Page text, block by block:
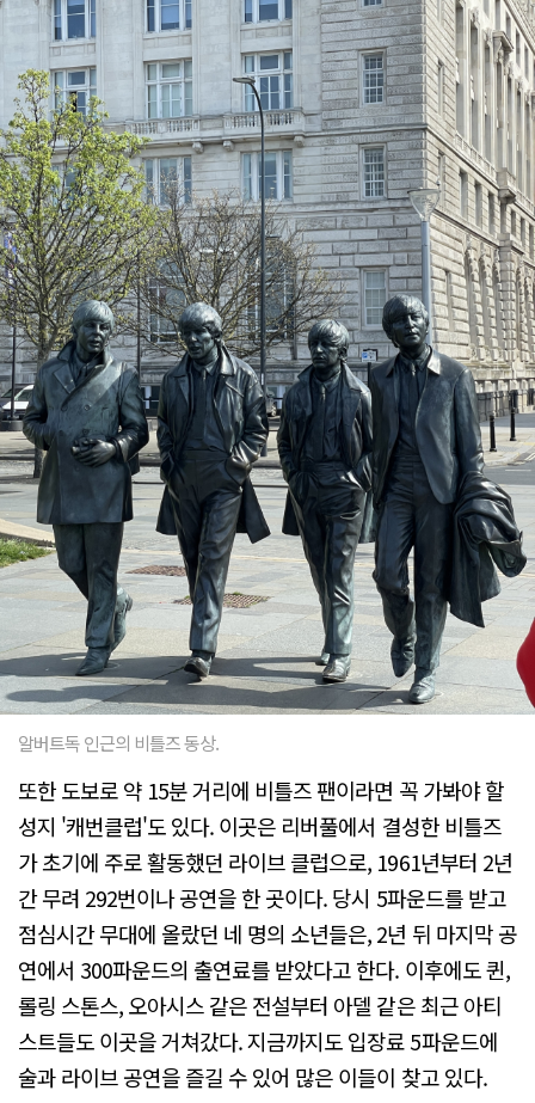
알버트독 인근의 비틀즈 동상.
또한 도보로 약 15분 거리에 비틀즈 팬이라면 꼭 가봐야 할
성지 '캐번클럽'도 있다. 이곳은 리버풀에서 결성한 비틀즈
가 초기에 주로 활동했던 라이브 클럽으로, 1961년부터 2년
간 무려 292번이나 공연을 한 곳이다. 당시 5파운드를 받고
점심시간 무대에 올랐던 네 명의 소년들은, 2년 뒤 마지막 공
연에서 300파운드의 출연료를 받았다고 한다. 이후에도 퀸,
롤링 스톤스, 오아시스 같은 전설부터 아델 같은 최근 아티
스트들도 이곳을 거쳐갔다. 지금까지도 입장료 5파운드에
술과 라이브 공연을 즐길 수 있어 많은 이들이 찾고 있다.